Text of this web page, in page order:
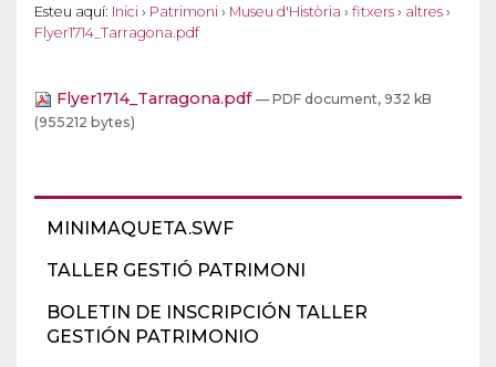
Esteu aquí: Inici › Patrimoni › Museu d'Història › fitxers › altres ›
Flyer1714_Tarragona.pdf
MINIMAQUETA.SWF
TALLER GESTIÓ PATRIMONI
BOLETIN DE INSCRIPCIÓN TALLER
GESTIÓN PATRIMONIO
Flyer1714_Tarragona.pdf — PDF document, 932 kB
(955212 bytes)